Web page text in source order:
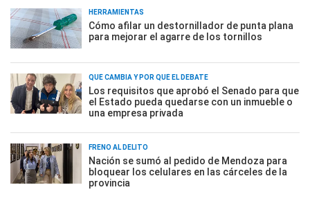
HERRAMIENTAS
Cómo afilar un destornillador de punta plana
para mejorar el agarre de los tornillos
QUÉ CAMBIA Y POR QUÉ EL DEBATE
Los requisitos que aprobó el Senado para que
el Estado pueda quedarse con un inmueble o
una empresa privada
FRENO AL DELITO
Nación se sumó al pedido de Mendoza para
bloquear los celulares en las cárceles de la
provincia